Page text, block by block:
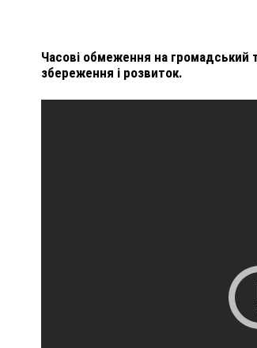
Часові обмеження на громадський
збереження і розвиток.
ПОЛІЦІЯ ПОЛТАВЩИНИ